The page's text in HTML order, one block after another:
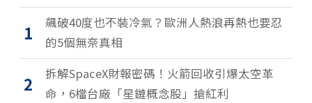
1
飆破40度也不裝冷氣？歐洲人熱浪再熱也要忍
的5個無奈真相
2
拆解SpaceX財報密碼！火箭回收引爆太空革
命，6檔台廠「星鏈概念股」搶紅利